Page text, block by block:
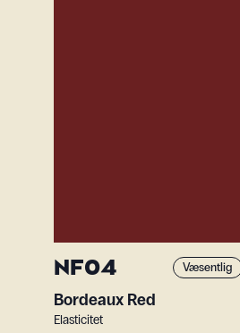
NF04 Væsentlig
Bordeaux Red
Elasticitet